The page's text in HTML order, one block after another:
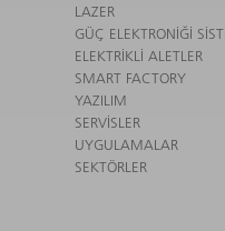
LAZER
GÜÇ ELEKTRONIĞI
ELEKTRIKLI ALETLER
SMART FACTORY
YAZILIM
SERVISLER
UYGULAMALAR
SEKTÖRLER